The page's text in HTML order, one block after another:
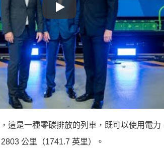
Play
這是一種零碳排放的列車，既可以使用電
公里（1741.7 英里）。